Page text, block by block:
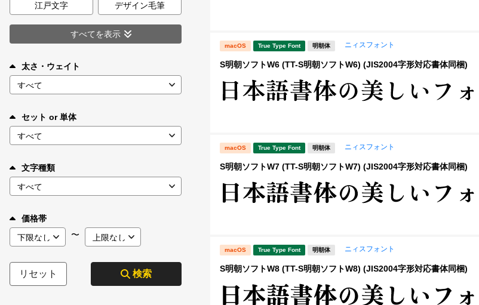
ご利用ガイド
お問い合わせ
江戸文字 デザイン毛筆
すべてを表示
太さ・ウェイト
セット or 単体
文字種類
価格帯
〜
リセット 検索
macOS True Type Font 明朝体 ニィスフォント
S明朝ソフトW6 (TT-S明朝ソフトW6) (JIS2004字形対応書体同梱)
macOS True Type Font 明朝体 ニィスフォント
S明朝ソフトW7 (TT-S明朝ソフトW7) (JIS2004字形対応書体同梱)
macOS True Type Font 明朝体 ニィスフォント
S明朝ソフトW8 (TT-S明朝ソフトW8) (JIS2004字形対応書体同梱)